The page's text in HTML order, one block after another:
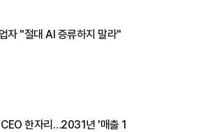
자 "절대 AI 증류하지 말라"
한자리…2031년 '매출 1